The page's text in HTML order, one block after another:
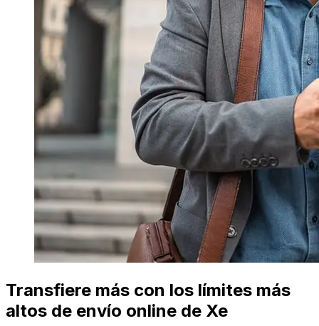
Transfiere más con los límites más
altos de envío online de Xe